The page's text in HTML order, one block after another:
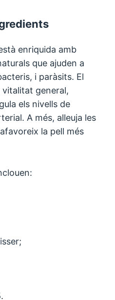
enriquida amb
que ajuden a
i paràsits. El
general,
els nivells de
A més, alleuja les
la pell més